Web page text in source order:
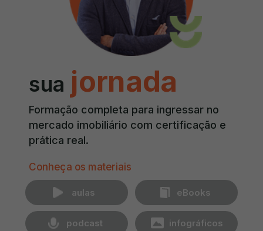
sua jornada
Formação completa para ingressar no
mercado imobiliário com certificação e
prática real.
Conheça os materiais
‎ ‎ ‎ ‎ ‎ ‎ aulas ‎ ‎ ‎ ‎ ‎ ‎ eBooks
‎ ‎ ‎ ‎ ‎ ‎ ‎ ‎podcast ‎ ‎ ‎ ‎ ‎ ‎ ‎ ‎ ‎infográficos